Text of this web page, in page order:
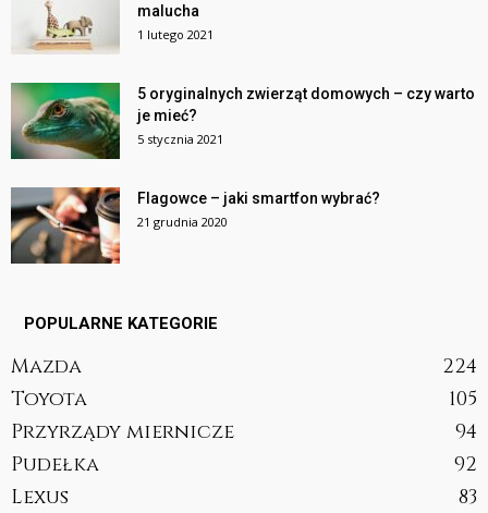
malucha
1 lutego 2021
5 oryginalnych zwierząt domowych – czy warto
je mieć?
5 stycznia 2021
Flagowce – jaki smartfon wybrać?
21 grudnia 2020
POPULARNE KATEGORIE
Mazda
224
Toyota
105
Przyrządy miernicze
94
Pudełka
92
Lexus
83